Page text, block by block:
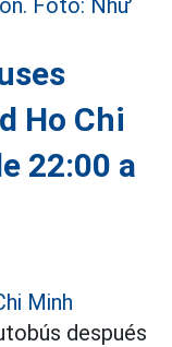
Ho Chi
22:00 a
Minh
después